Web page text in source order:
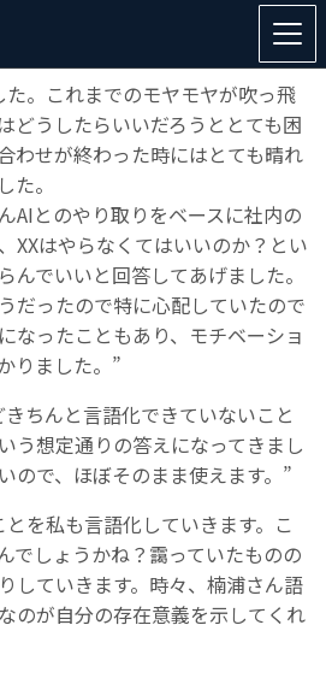
っと使えなくなると困るなぁと
。これまでのモヤモヤが吹っ飛
どうしたらいいだろうととても困
わせが終わった時にはとても晴れ
た。
AIとのやり取りをベースに社内の
XXはやらなくてはいいのか？とい
んでいいと回答してあげました。
だったので特に心配していたので
なったこともあり、モチベーショ
りました。”
ちんと言語化できていないこと
う想定通りの答えになってきまし
ので、ほぼそのまま使えます。”
を私も言語化していきます。こ
でしょうかね？靄っていたものの
していきます。時々、楠浦さん語
のが自分の存在意義を示してくれ